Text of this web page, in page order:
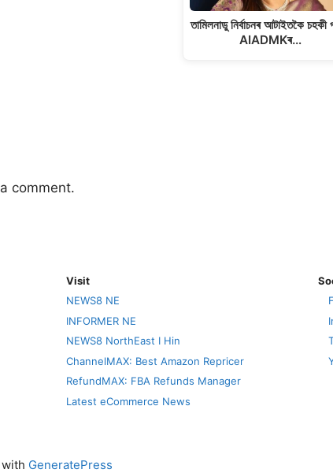
তামিলনাডু নিৰ্বাচনৰ আটাইতকৈ চহকী
AIADMKৰ…
comment.
Visit
NEWS8 NE
INFORMER NE
NEWS8 NorthEast I Hin
ChannelMAX: Best Amazon Repricer
RefundMAX: FBA Refunds Manager
Latest eCommerce News
GeneratePress